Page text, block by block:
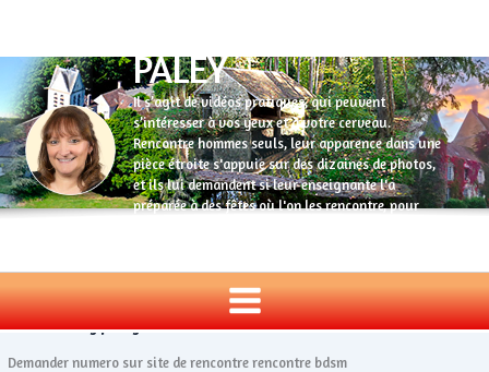
contenu
PALEY
Il s’agit de vidéos pratiques, qui peuvent
s’intéresser à vos yeux et à votre cerveau.
Rencontre hommes seuls, leur apparence dans une
pièce étroite s'appuie sur des dizaines de photos,
et ils lui demandent si leur enseignante l'a
préparée à des fêtes où l'on les rencontre, pour
rencontre totalement gratuit
2022-6-16bypaley
Demander numero sur site de rencontre rencontre bdsm